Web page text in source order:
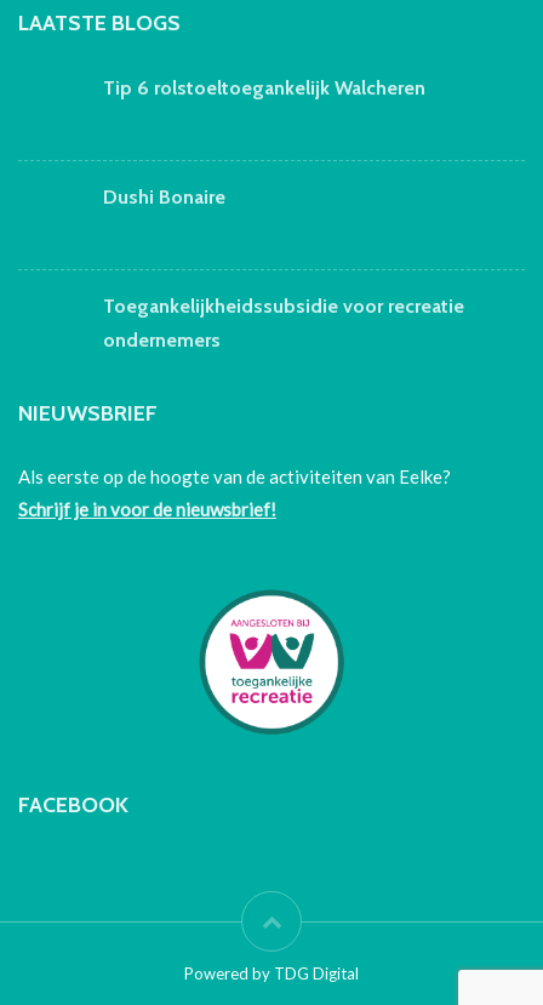
LAATSTE BLOGS
Tip 6 rolstoeltoegankelijk Walcheren
Dushi Bonaire
Toegankelijkheidssubsidie voor recreatie
ondernemers
NIEUWSBRIEF
Als eerste op de hoogte van de activiteiten van Eelke?
Schrijf je in voor de nieuwsbrief!
FACEBOOK
Powered by TDG Digital